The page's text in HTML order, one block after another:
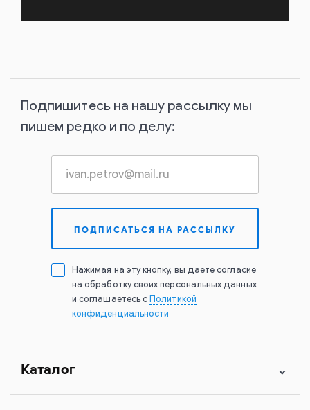
Подпишитесь на нашу рассылку мы
пишем редко и по делу:
Нажимая на эту кнопку, вы даете согласие
на обработку своих персональных данных
и соглашаетесь с Политикой
конфиденциальности
Каталог